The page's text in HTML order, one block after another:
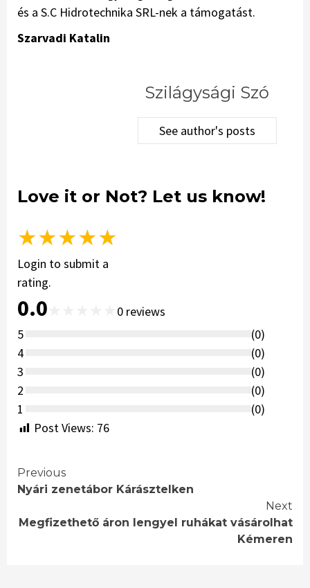
és a S.C Hidrotechnika SRL-nek a támogatást.
Szarvadi Katalin
Szilágysági Szó
See author's posts
Love it or Not? Let us know!
★★★★★
Login to submit a
rating.
0.0 0 reviews
5
(0)
4
(0)
3
(0)
2
(0)
1
(0)
Post Views: 76
Continue
Previous
Nyári zenetábor Kárásztelken
Next
Megfizethető áron lengyel ruhákat vásárolhat
Kémeren